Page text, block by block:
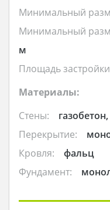
Минимальный
Минимальный
м
Площадь
Материалы:
Стены:
Перекрытие:
Кровля:
фальц
Фундамент: